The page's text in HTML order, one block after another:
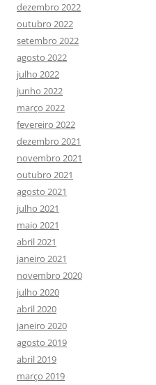
dezembro 2022
outubro 2022
setembro 2022
agosto 2022
julho 2022
junho 2022
março 2022
fevereiro 2022
dezembro 2021
novembro 2021
outubro 2021
agosto 2021
julho 2021
maio 2021
abril 2021
janeiro 2021
novembro 2020
julho 2020
abril 2020
janeiro 2020
agosto 2019
abril 2019
março 2019